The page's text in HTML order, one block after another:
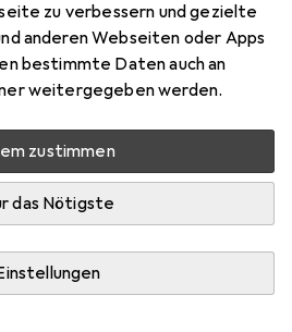
zu verbessern und gezielte
anderen Webseiten oder Apps
bestimmte Daten auch an
weitergegeben werden.
zustimmen
das Nötigste
Marke
Mehr von Roxy
Mo, 17.8. geliefert
Lager beim Drittanbieter
genaue Lieferzeit